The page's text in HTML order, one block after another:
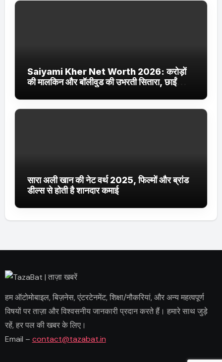
Saiyami Kher Net Worth 2026: करोड़ों
की मालकिन और बॉलीवुड की उभरती सितारा, छाईं
सारा अली खान की नेट वर्थ 2025, फिल्मों और ब्रांड
डील्स से होती है शानदार कमाई
हम ऑटोमोबाइल, बिज़नेस, एंटरटेनमेंट, शिक्षा/नौकरियां, और अन्य महत्वपूर्ण
विषयों पर ताज़ा और विश्वसनीय जानकारी प्रदान करते हैं। हमारे साथ जुड़े
रहें, हर पल की खबर के लिए।
Email – contact@tazabat.in